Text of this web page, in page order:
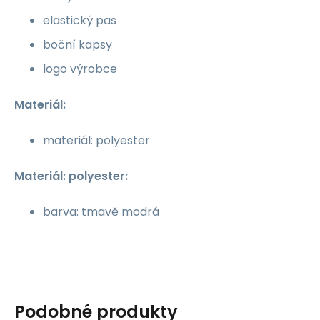
elastický pas
boční kapsy
logo výrobce
Materiál:
materiál: polyester
Materiál: polyester:
barva: tmavě modrá
Podobné produkty